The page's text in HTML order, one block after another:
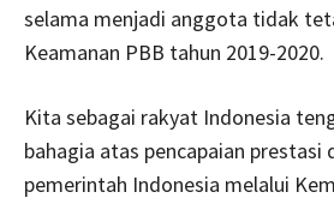
selama menjadi anggota tidak
Keamanan PBB tahun 2019-2020.
Kita sebagai rakyat Indonesia
bahagia atas pencapaian prestasi
pemerintah Indonesia melalui